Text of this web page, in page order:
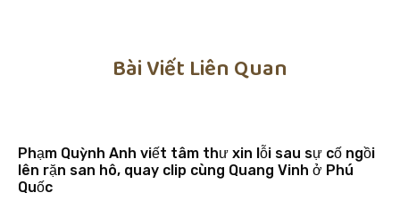
Bài Viết Liên Quan
Phạm Quỳnh Anh viết tâm thư xin lỗi sau sự cố ngồi
lên rặn san hô, quay clip cùng Quang Vinh ở Phú
Quốc